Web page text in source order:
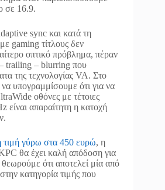
σε 16.9.
sync και κατά τη
gaming τίτλους δεν
οπτικό πρόβλημα, πέραν
trailing – blurring που
της τεχνολογίας VA. Στο
υπογραμμίσουμε ότι για να
οθόνες με τέτοιες
είναι απαραίτητη η κατοχή
τιμή γύρω στα 450 ευρώ, η
θα έχει καλή απόδοση για
θεωρούμε ότι αποτελεί μία από
κατηγορία τιμής που